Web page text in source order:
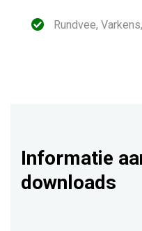
Rundvee,
Informatie
downloads